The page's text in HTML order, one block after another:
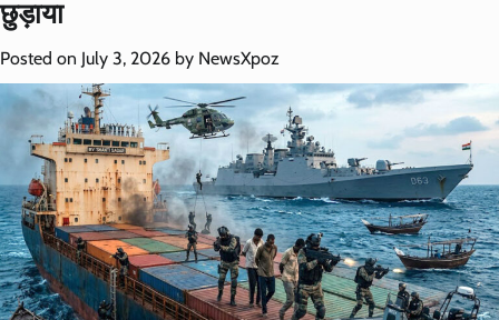
छुड़ाया
Posted on July 3, 2026 by NewsXpoz